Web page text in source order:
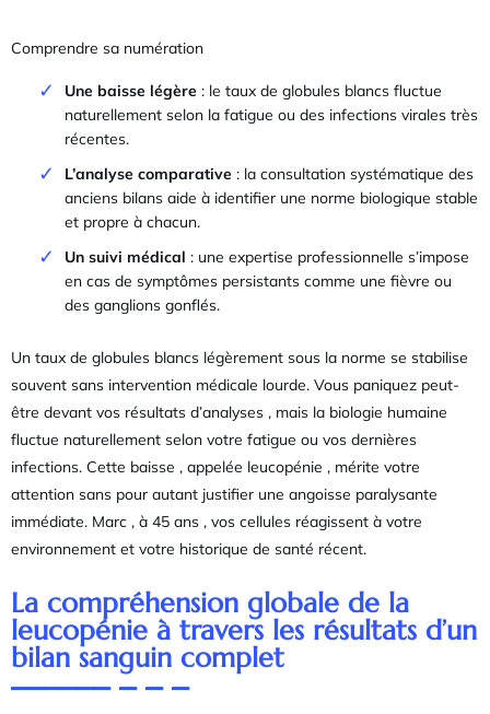
Comprendre sa numération
Une baisse légère : le taux de globules blancs fluctue
naturellement selon la fatigue ou des infections virales très
récentes.
L’analyse comparative : la consultation systématique des
anciens bilans aide à identifier une norme biologique stable
et propre à chacun.
Un suivi médical : une expertise professionnelle s’impose
en cas de symptômes persistants comme une fièvre ou
des ganglions gonflés.
Un taux de globules blancs légèrement sous la norme se stabilise
souvent sans intervention médicale lourde. Vous paniquez peut-
être devant vos résultats d’analyses , mais la biologie humaine
fluctue naturellement selon votre fatigue ou vos dernières
infections. Cette baisse , appelée leucopénie , mérite votre
attention sans pour autant justifier une angoisse paralysante
immédiate. Marc , à 45 ans , vos cellules réagissent à votre
environnement et votre historique de santé récent.
La compréhension globale de la
leucopénie à travers les résultats d’un
bilan sanguin complet